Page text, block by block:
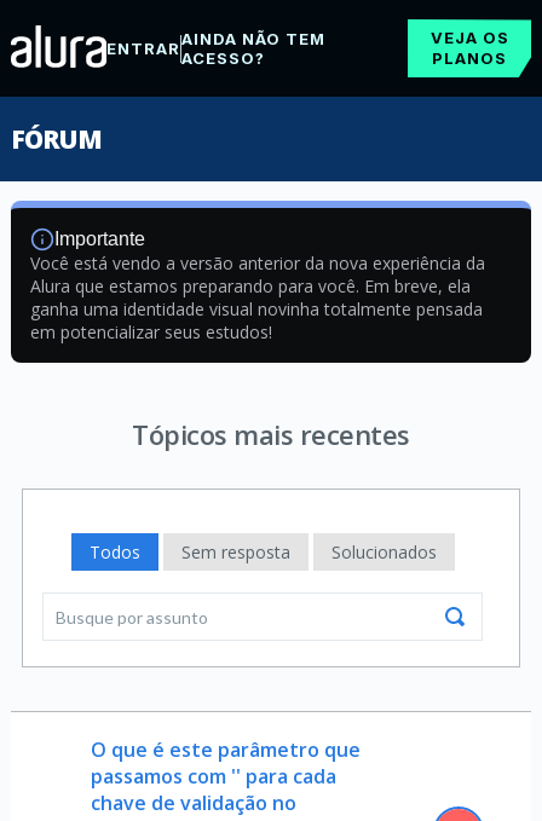
ENTRARAINDA NÃO TEM
ACESSO?
VEJA OS
PLANOS
FÓRUM
Importante
Você está vendo a versão anterior da nova experiência da
Alura que estamos preparando para você. Em breve, ela
ganha uma identidade visual novinha totalmente pensada
em potencializar seus estudos!
Tópicos mais recentes
Todos Sem resposta Solucionados
O que é este parâmetro que
passamos com '' para cada
chave de validação no